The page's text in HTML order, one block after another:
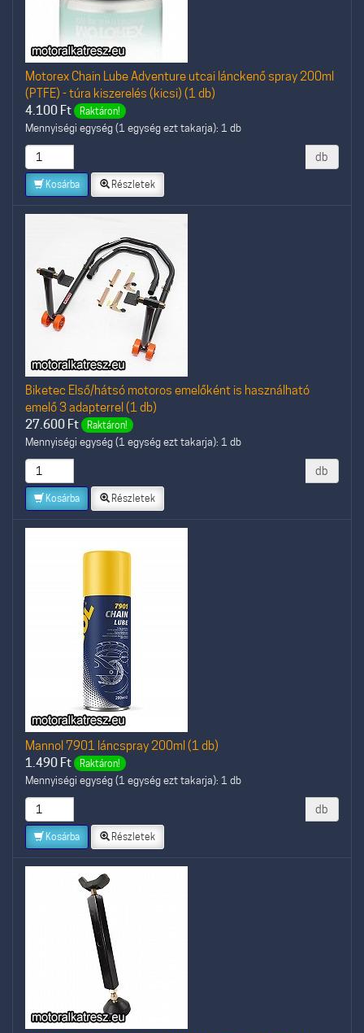
Motorex Chain Lube Adventure utcai lánckenő spray 200ml
(PTFE) - túra kiszerelés (kicsi) (1 db)
4.100 Ft Raktáron!
Mennyiségi egység (1 egység ezt takarja): 1 db
db
Kosárba Részletek
Biketec Első/hátsó motoros emelőként is használható
emelő 3 adapterrel (1 db)
27.600 Ft Raktáron!
Mennyiségi egység (1 egység ezt takarja): 1 db
db
Kosárba Részletek
Mannol 7901 láncspray 200ml (1 db)
1.490 Ft Raktáron!
Mennyiségi egység (1 egység ezt takarja): 1 db
db
Kosárba Részletek